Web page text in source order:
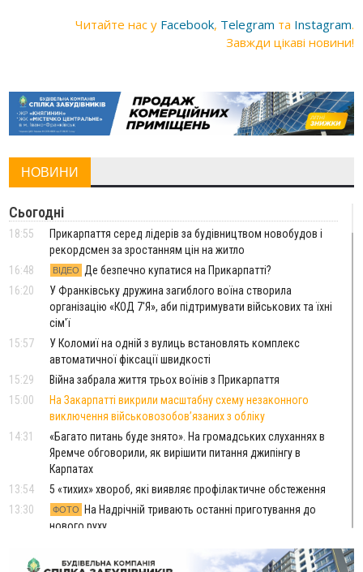
Читайте нас у Facebook, Telegram та Instagram.
Завжди цікаві новини!
НОВИНИ
Сьогодні
18:55
Прикарпаття серед лідерів за будівництвом новобудов і
рекордсмен за зростанням цін на житло
16:48
ВІДЕО
Де безпечно купатися на Прикарпатті?
16:20
У Франківську дружина загиблого воїна створила
організацію «КОД 7'Я», аби підтримувати військових та їхні
сім'ї
15:57
У Коломиї на одній з вулиць встановлять комплекс
автоматичної фіксації швидкості
15:29
Війна забрала життя трьох воїнів з Прикарпаття
15:00
На Закарпатті викрили масштабну схему незаконного
виключення військовозобов’язаних з обліку
14:31
«Багато питань буде знято». На громадських слуханнях в
Яремче обговорили, як вирішити питання джипінгу в
Карпатах
13:54
5 «тихих» хвороб, які виявляє профілактичне обстеження
13:30
ФОТО
На Надрічній тривають останні приготування до
нового руху
У Франківську зафіксували найбільшу спеку за всю історію
спостережень